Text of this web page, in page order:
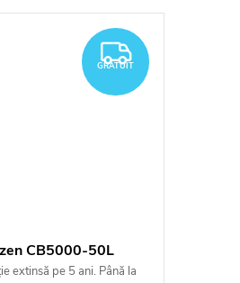
GRATUIT
GRATUIT
CB5000-50L
extinsă pe 5 ani. Până la